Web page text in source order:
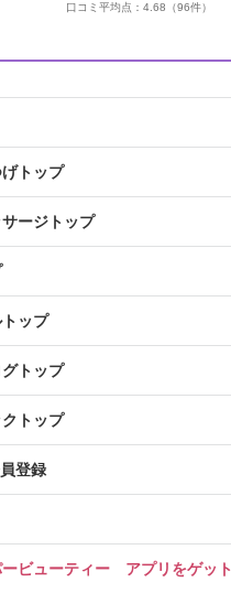
口コミ平均点： 4.68 （96件）
トップ
ージトップ
ップ
トップ
トップ
登録
ビューティー アプリをゲット